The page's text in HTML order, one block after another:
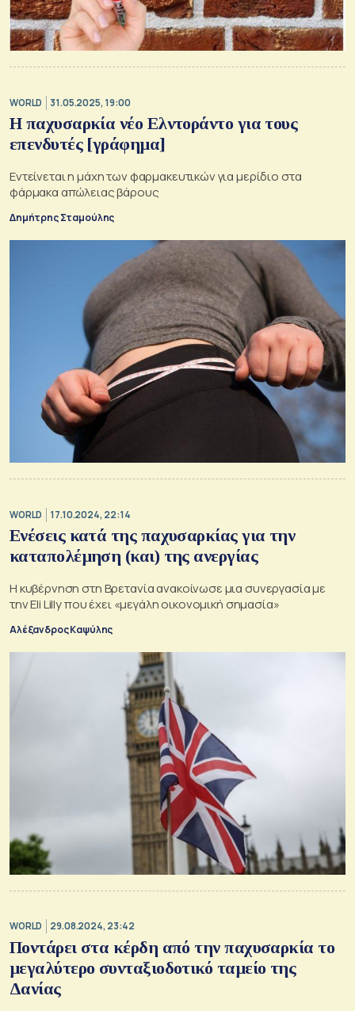
WORLD 31.05.2025, 19:00
Η παχυσαρκία νέο Ελντοράντο για τους
επενδυτές [γράφημα]
Εντείνεται η μάχη των φαρμακευτικών για μερίδιο στα
φάρμακα απώλειας βάρους
Δημήτρης Σταμούλης
WORLD 17.10.2024, 22:14
Ενέσεις κατά της παχυσαρκίας για την
καταπολέμηση (και) της ανεργίας
Η κυβέρνηση στη Βρετανία ανακοίνωσε μια συνεργασία με
την Eli Lilly που έχει «μεγάλη οικονομική σημασία»
Αλέξανδρος Καψύλης
WORLD 29.08.2024, 23:42
Ποντάρει στα κέρδη από την παχυσαρκία το
μεγαλύτερο συνταξιοδοτικό ταμείο της
Δανίας